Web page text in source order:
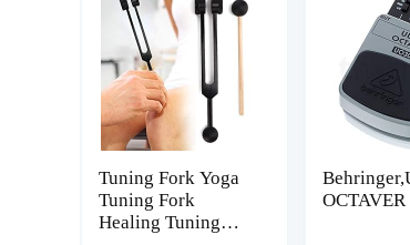
Tuning Fork Yoga
Tuning Fork
Healing Tuning